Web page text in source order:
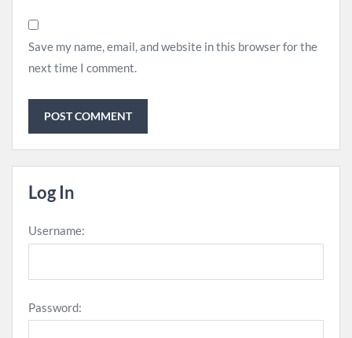
Save my name, email, and website in this browser for the
next time I comment.
Log In
Username:
Password: